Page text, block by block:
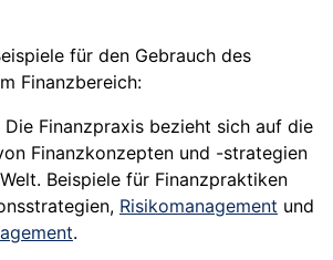
für den Gebrauch des
Finanzbereich:
Die Finanzpraxis bezieht sich auf die
Finanzkonzepten und -strategien
Beispiele für Finanzpraktiken
Risikomanagement und
.